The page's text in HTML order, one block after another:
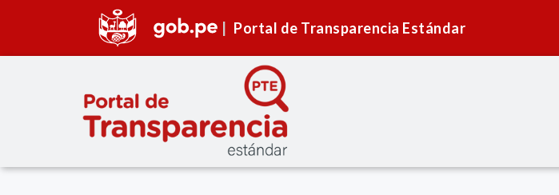
Portal de Transparencia Estándar